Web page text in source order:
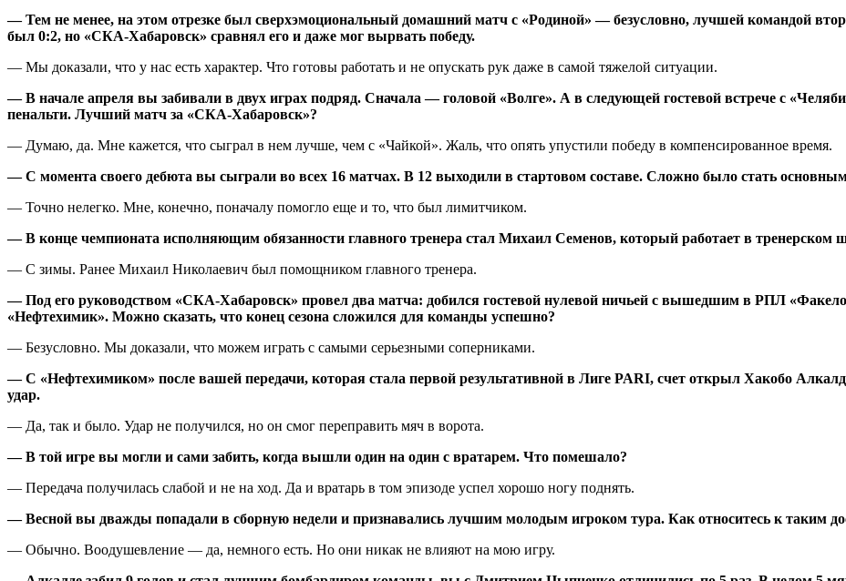
— Тем не менее, на этом отрезке был сверхэмоциональный домашний матч с «Родиной» — безусловно, лучшей командой
был 0:2, но «СКА-Хабаровск» сравнял его и даже мог вырвать победу.
— Мы доказали, что у нас есть характер. Что готовы работать и не опускать рук даже в самой тяжелой ситуации.
— В начале апреля вы забивали в двух играх подряд. Сначала — головой «Волге». А в следующей гостевой встрече с
пенальти. Лучший матч за «СКА-Хабаровск»?
— Думаю, да. Мне кажется, что сыграл в нем лучше, чем с «Чайкой». Жаль, что опять упустили победу в компенсированное время.
— С момента своего дебюта вы сыграли во всех 16 матчах. В 12 выходили в стартовом составе. Сложно было стать
— Точно нелегко. Мне, конечно, поначалу помогло еще и то, что был лимитчиком.
— В конце чемпионата исполняющим обязанности главного тренера стал Михаил Семенов, который работает в
— С зимы. Ранее Михаил Николаевич был помощником главного тренера.
— Под его руководством «СКА-Хабаровск» провел два матча: добился гостевой нулевой ничьей с вышедшим в РПЛ
«Нефтехимик». Можно сказать, что конец сезона сложился для команды успешно?
— Безусловно. Мы доказали, что можем играть с самыми серьезными соперниками.
— С «Нефтехимиком» после вашей передачи, которая стала первой результативной в Лиге PARI, счет открыл Хакобо
удар.
— Да, так и было. Удар не получился, но он смог переправить мяч в ворота.
— В той игре вы могли и сами забить, когда вышли один на один с вратарем. Что помешало?
— Передача получилась слабой и не на ход. Да и вратарь в том эпизоде успел хорошо ногу поднять.
— Весной вы дважды попадали в сборную недели и признавались лучшим молодым игроком тура. Как относитесь к таким
— Обычно. Воодушевление — да, немного есть. Но они никак не влияют на мою игру.